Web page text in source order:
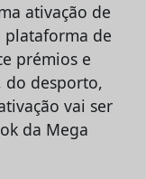
ativação de
plataforma de
prémios e
do desporto,
vai ser
da Mega